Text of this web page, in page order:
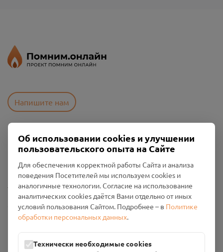
Напишите нам
Пользовательское соглашение
Политика конфиденциальности
Промо-материалы
Настройки cookies
Общество с ограниченной ответственностью «Смоленский
Проект Помним»
Юридический адрес: 216790, Смоленская область, р-н
Руднянский, г. Рудня, улица Западная, д. 26А, пом. 18
Об использовании cookies и улучшении
пользовательского опыта на Сайте
Для обеспечения корректной работы Сайта и анализа
поведения Посетителей мы используем cookies и
аналогичные технологии. Согласие на использование
аналитических cookies даётся Вами отдельно от иных
условий пользования Сайтом. Подробнее – в Политике
обработки персональных данных.
Технически необходимые cookies